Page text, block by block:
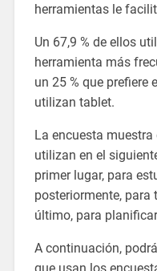
herramientas le
Un 67,9 % de ellos
herramienta más
un 25 % que prefiere
utilizan tablet.
La encuesta
utilizan en el
primer lugar, para
posteriormente,
último, para
A continuación,